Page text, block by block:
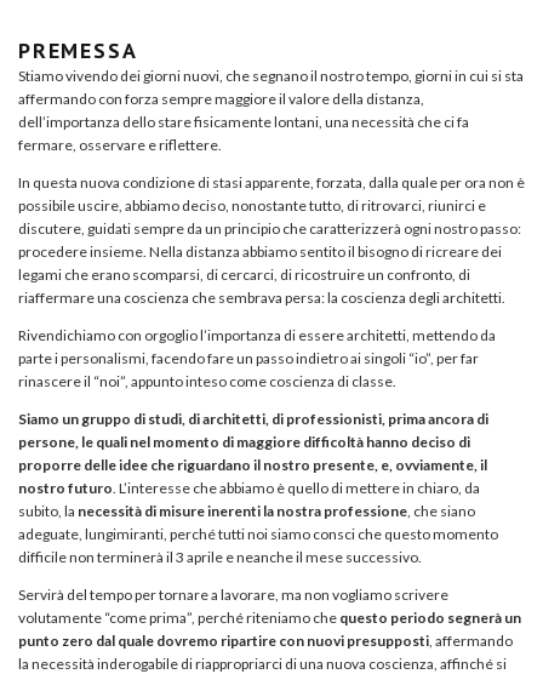
PREMESSA
Stiamo vivendo dei giorni nuovi, che segnano il nostro tempo, giorni in cui si sta
affermando con forza sempre maggiore il valore della distanza,
dell’importanza dello stare fisicamente lontani, una necessità che ci fa
fermare, osservare e riflettere.
In questa nuova condizione di stasi apparente, forzata, dalla quale per ora non è
possibile uscire, abbiamo deciso, nonostante tutto, di ritrovarci, riunirci e
discutere, guidati sempre da un principio che caratterizzerà ogni nostro passo:
procedere insieme. Nella distanza abbiamo sentito il bisogno di ricreare dei
legami che erano scomparsi, di cercarci, di ricostruire un confronto, di
riaffermare una coscienza che sembrava persa: la coscienza degli architetti.
Rivendichiamo con orgoglio l’importanza di essere architetti, mettendo da
parte i personalismi, facendo fare un passo indietro ai singoli “io”, per far
rinascere il “noi”, appunto inteso come coscienza di classe.
Siamo un gruppo di studi, di architetti, di professionisti, prima ancora di
persone, le quali nel momento di maggiore difficoltà hanno deciso di
proporre delle idee che riguardano il nostro presente, e, ovviamente, il
nostro futuro . L’interesse che abbiamo è quello di mettere in chiaro, da
subito, la necessità di misure inerenti la nostra professione , che siano
adeguate, lungimiranti, perché tutti noi siamo consci che questo momento
difficile non terminerà il 3 aprile e neanche il mese successivo.
Servirà del tempo per tornare a lavorare, ma non vogliamo scrivere
volutamente “come prima”, perché riteniamo che questo periodo segnerà un
punto zero dal quale dovremo ripartire con nuovi presupposti , affermando
la necessità inderogabile di riappropriarci di una nuova coscienza, affinché si